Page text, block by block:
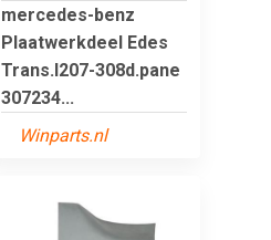
mercedes-benz
Plaatwerkdeel Edes
Trans.l207-308d.pane
307234...
Winparts.nl